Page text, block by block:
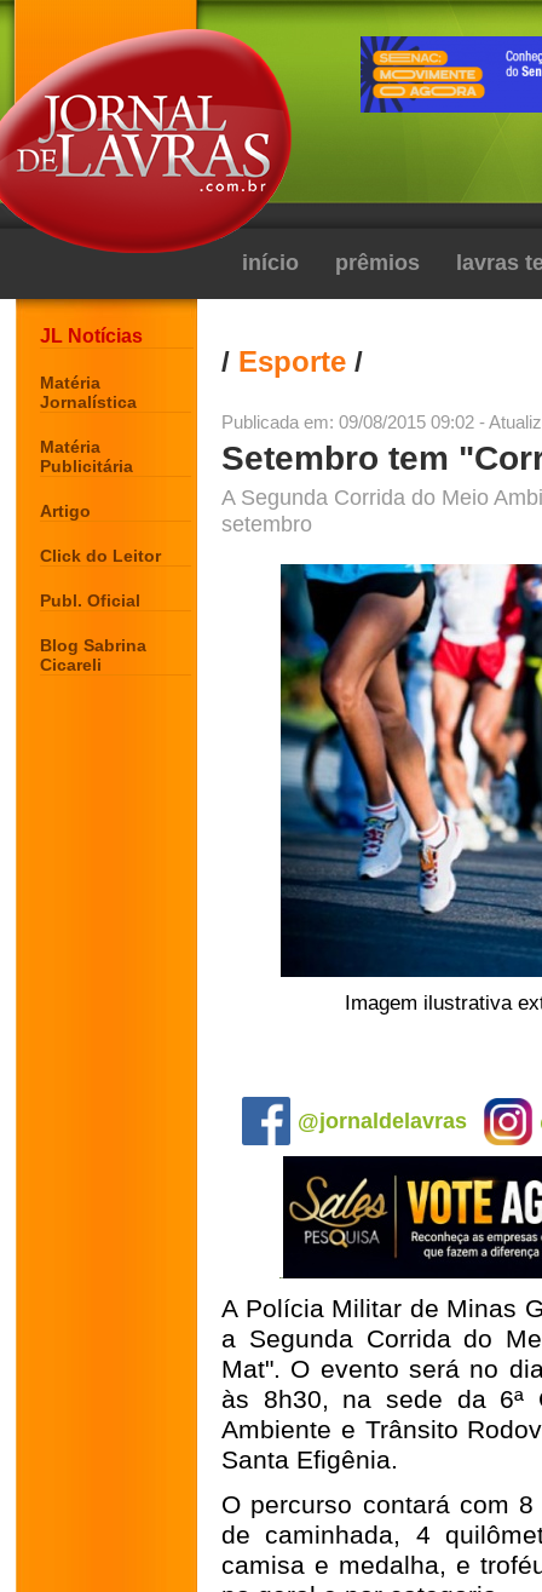
início prêmios lavras
JL Notícias
Matéria
Jornalística
Matéria
Publicitária
Artigo
Click do Leitor
Publ. Oficial
Blog Sabrina
Cicareli
/ Esporte /
Publicada em: 09/08/2015 09:02 -
Setembro tem
A Segunda Corrida do Meio
setembro
Imagem ilustrativa
@jornaldelavras
A Polícia Militar de Minas
a Segunda Corrida do
Mat". O evento será no
às 8h30, na sede da 6ª
Ambiente e Trânsito
Santa Efigênia.
O percurso contará com
de caminhada, 4
camisa e medalha, e